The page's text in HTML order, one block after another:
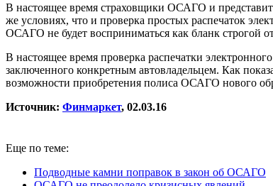
В настоящее время страховщики ОСАГО и
же условиях, что и проверка простых распечаток
ОСАГО не будет восприниматься как бланк строгой
В настоящее время проверка распечатки
заключенного конкретным автовладельцем. Как
возможности приобретения полиса ОСАГО нового
Источник: Финмаркет, 02.03.16
Еще по теме:
Подводные камни поправок в закон об ОСАГО